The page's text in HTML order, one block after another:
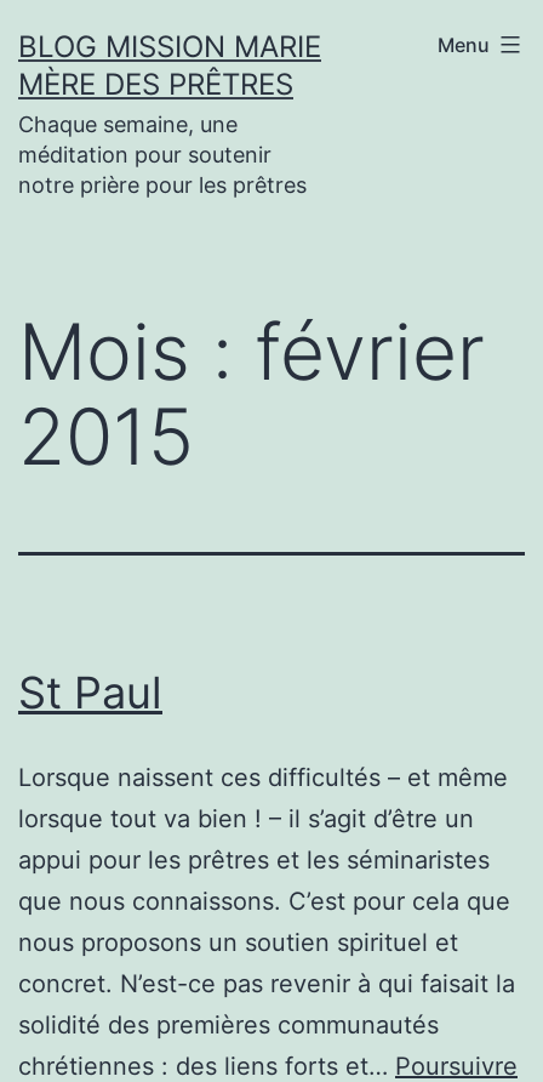
au
contenu
BLOG MISSION MARIE
MÈRE DES PRÊTRES
Chaque semaine, une
méditation pour soutenir
notre prière pour les prêtres
Menu
Mois : février
2015
St Paul
Lorsque naissent ces difficultés – et même
lorsque tout va bien ! – il s’agit d’être un
appui pour les prêtres et les séminaristes
que nous connaissons. C’est pour cela que
nous proposons un soutien spirituel et
concret. N’est-ce pas revenir à qui faisait la
solidité des premières communautés
chrétiennes : des liens forts et… Poursuivre